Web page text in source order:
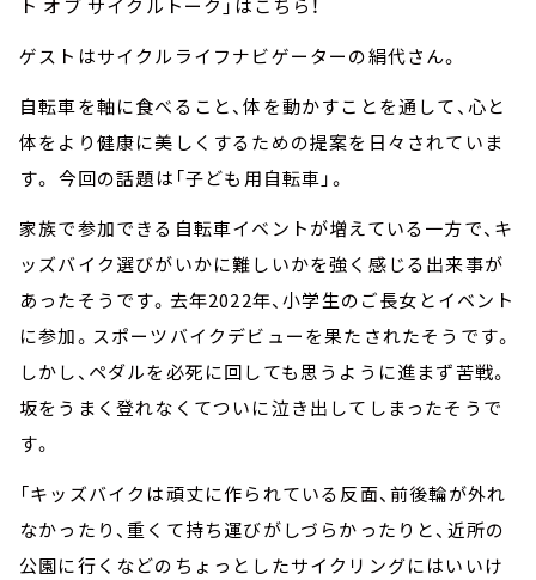
ト オブ サイクルトーク」はこちら！
ゲストはサイクルライフナビゲーターの絹代さん。
自転車を軸に食べること、体を動かすことを通して、心と
体をより健康に美しくするための提案を日々されていま
す。 今回の話題は「子ども用自転車」。
家族で参加できる自転車イベントが増えている一方で、キ
ッズバイク選びがいかに難しいかを強く感じる出来事が
あったそうです。去年2022年、小学生のご長女とイベント
に参加。スポーツバイクデビューを果たされたそうです。
しかし、ペダルを必死に回しても思うように進まず苦戦。
坂をうまく登れなくてついに泣き出してしまったそうで
す。
「キッズバイクは頑丈に作られている反面、前後輪が外れ
なかったり、重くて持ち運びがしづらかったりと、近所の
公園に行くなどのちょっとしたサイクリングにはいいけ